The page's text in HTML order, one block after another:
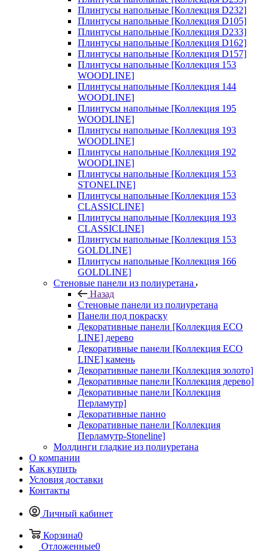
Плинтусы напольные [Коллекция D232]
Плинтусы напольные [Коллекция D105]
Плинтусы напольные [Коллекция D233]
Плинтусы напольные [Коллекция D162]
Плинтусы напольные [Коллекция D157]
Плинтусы напольные [Коллекция 153
WOODLINE]
Плинтусы напольные [Коллекция 144
WOODLINE]
Плинтусы напольные [Коллекция 195
WOODLINE]
Плинтусы напольные [Коллекция 193
WOODLINE]
Плинтусы напольные [Коллекция 192
WOODLINE]
Плинтусы напольные [Коллекция 153
STONELINE]
Плинтусы напольные [Коллекция 153
CLASSICLINE]
Плинтусы напольные [Коллекция 193
CLASSICLINE]
Плинтусы напольные [Коллекция 153
GOLDLINE]
Плинтусы напольные [Коллекция 166
GOLDLINE]
Стеновые панели из полиуретана
Назад
Стеновые панели из полиуретана
Панели под покраску
Декоративные панели [Коллекция ECO
LINE] дерево
Декоративные панели [Коллекция ECO
LINE] камень
Декоративные панели [Коллекция золото]
Декоративные панели [Коллекция дерево]
Декоративные панели [Коллекция
Перламутр]
Декоративные панно
Декоративные панели [Коллекция
Перламутр-Stoneline]
Молдинги гладкие из полиуретана
О компании
Как купить
Условия доставки
Контакты
Личный кабинет
Корзина0
Отложенные0